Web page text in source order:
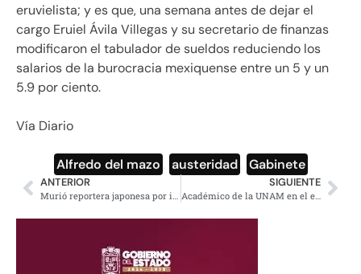
eruvielista; y es que, una semana antes de dejar el
cargo Eruiel Ávila Villegas y su secretario de finanzas
modificaron el tabulador de sueldos reduciendo los
salarios de la burocracia mexiquense entre un 5 y un
5.9 por ciento.
Vía Diario
Alfredo del mazo austeridad Gabinete
ANTERIOR SIGUIENTE
Académico de la UNAM en el equipo que ganó el Premio Nobel de la Paz